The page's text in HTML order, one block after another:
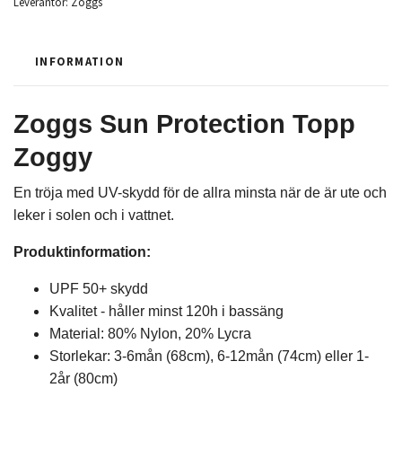
INFORMATION
Zoggs Sun Protection Topp
Zoggy
En tröja med UV-skydd för de allra minsta när de är ute och
leker i solen och i vattnet.
Produktinformation:
UPF 50+ skydd
Kvalitet - håller minst 120h i bassäng
Material: 80% Nylon, 20% Lycra
Storlekar: 3-6mån (68cm), 6-12mån (74cm) eller 1-
2år (80cm)